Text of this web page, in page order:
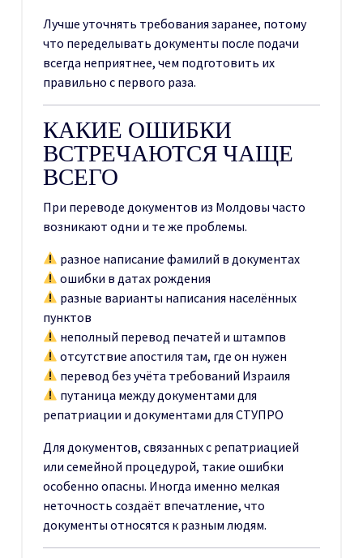
Лучше уточнять требования заранее, потому
что переделывать документы после подачи
всегда неприятнее, чем подготовить их
правильно с первого раза.
КАКИЕ ОШИБКИ
ВСТРЕЧАЮТСЯ ЧАЩЕ
ВСЕГО
При переводе документов из Молдовы часто
возникают одни и те же проблемы.
разное написание фамилий в документах
ошибки в датах рождения
разные варианты написания населённых
пунктов
неполный перевод печатей и штампов
отсутствие апостиля там, где он нужен
перевод без учёта требований Израиля
путаница между документами для
репатриации и документами для СТУПРО
Для документов, связанных с репатриацией
или семейной процедурой, такие ошибки
особенно опасны. Иногда именно мелкая
неточность создаёт впечатление, что
документы относятся к разным людям.